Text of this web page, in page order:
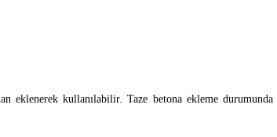
eklenerek kullanılabilir. Taze betona ekleme durumunda